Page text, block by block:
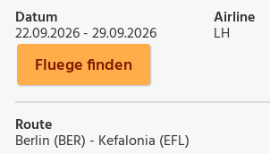
Datum
22.09.2026 - 29.09.2026
Airline
LH
Fluege finden
Route
Berlin (BER) - Kefalonia (EFL)